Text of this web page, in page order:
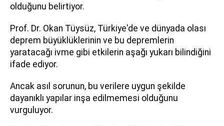
olduğunu belirtiyor.
Prof. Dr. Okan Tüysüz, Türkiye'de ve dünyada olası
deprem büyüklüklerinin ve bu depremlerin
yaratacağı ivme gibi etkilerin aşağı yukarı bilindiğini
ifade ediyor.
Ancak asıl sorunun, bu verilere uygun şekilde
dayanıklı yapılar inşa edilmemesi olduğunu
vurguluyor.